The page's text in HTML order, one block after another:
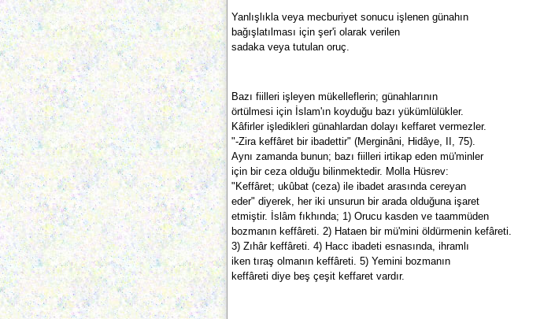
Yanlışlıkla veya mecburiyet sonucu işlenen günahın
bağışlatılması için şer'i olarak verilen
sadaka veya tutulan oruç.
Bazı fiilleri işleyen mükelleflerin; günahlarının
örtülmesi için İslam'ın koyduğu bazı yükümlülükler.
Kâfirler işledikleri günahlardan dolayı keffaret vermezler.
"-Zira keffâret bir ibadettir" (Merginâni, Hidâye, II, 75).
Aynı zamanda bunun; bazı fiilleri irtikap eden mü'minler
için bir ceza olduğu bilinmektedir. Molla Hüsrev:
"Keffâret; ukûbat (ceza) ile ibadet arasında cereyan
eder" diyerek, her iki unsurun bir arada olduğuna işaret
etmiştir. İslâm fıkhında; 1) Orucu kasden ve taammüden
bozmanın keffâreti. 2) Hataen bir mü'mini öldürmenin kefâreti.
3) Zıhâr keffâreti. 4) Hacc ibadeti esnasında, ihramlı
iken tıraş olmanın keffâreti. 5) Yemini bozmanın
keffâreti diye beş çeşit keffaret vardır.